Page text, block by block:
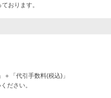
おります。
＋「代引手数料(税込)」
ださい。